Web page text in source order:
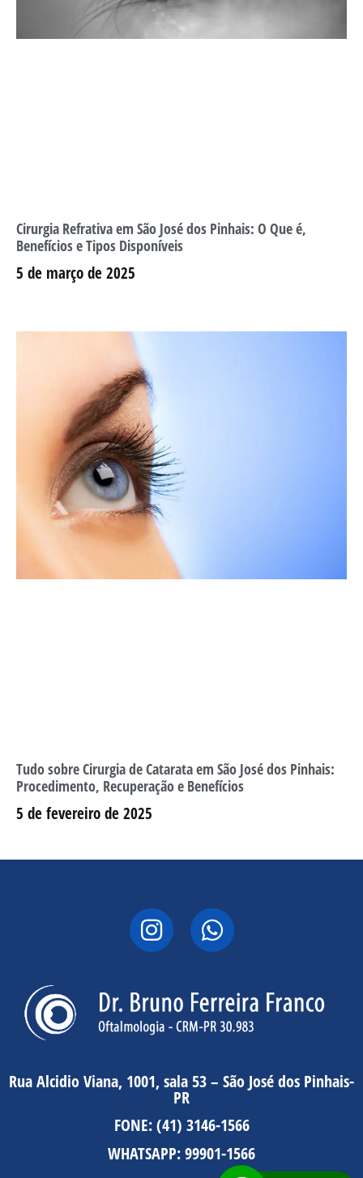
Cirurgia Refrativa em São José dos Pinhais: O Que é,
Benefícios e Tipos Disponíveis
5 de março de 2025
Tudo sobre Cirurgia de Catarata em São José dos Pinhais:
Procedimento, Recuperação e Benefícios
5 de fevereiro de 2025
Rua Alcidio Viana, 1001, sala 53 – São José dos Pinhais-
PR
FONE:(41) 3146-1566
WHATSAPP:99901-1566